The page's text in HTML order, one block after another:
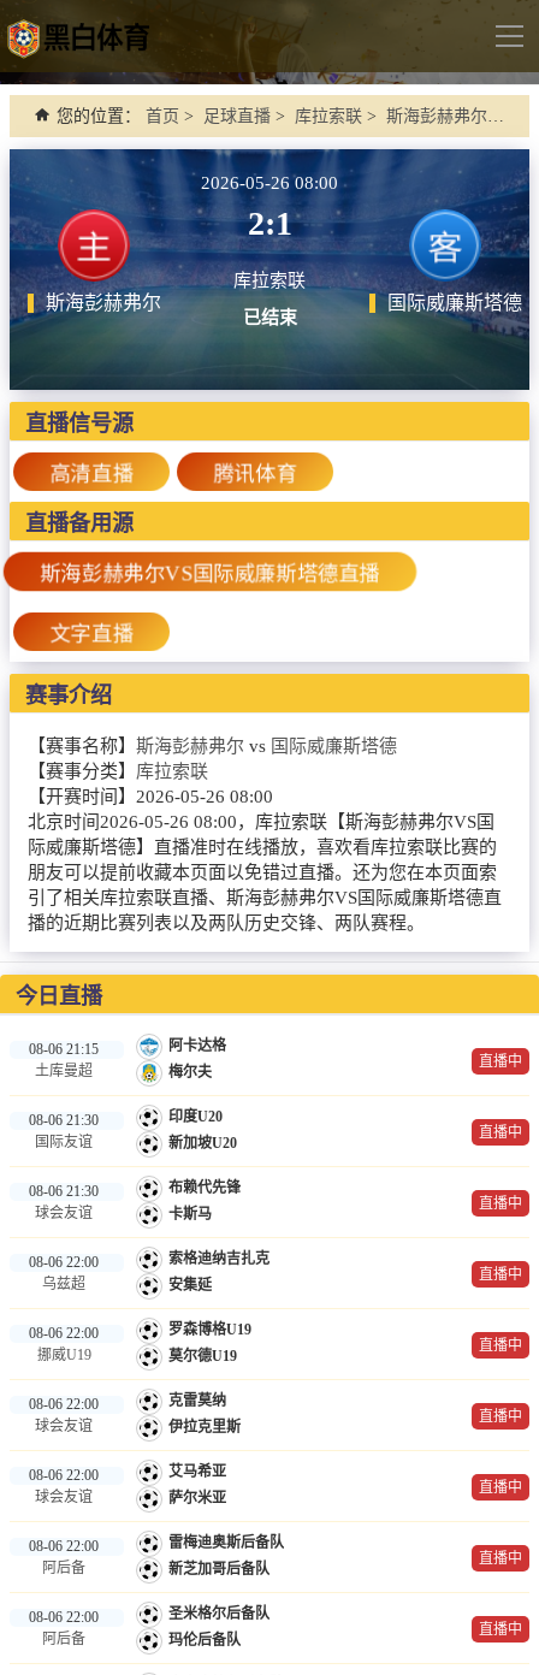
导
首页
德甲
法甲
西甲
世界杯
欧冠杯
中超
篮球直播
CBA
录像
足球录像
篮球录像
新闻
足球新闻
篮球新闻
您的位置： 首页 > 足球直播 > 库拉索联 > 斯海彭赫弗尔 VS 国际威廉斯塔德
斯海彭赫弗尔
2026-05-26 08:00
2:1
库拉索联
已结束
国际威廉斯塔德
直播信号源
高清直播 腾讯体育
直播备用源
斯海彭赫弗尔VS国际威廉斯塔德直播
文字直播
赛事介绍
【赛事名称】 斯海彭赫弗尔 vs 国际威廉斯塔德
【赛事分类】 库拉索联
【开赛时间】 2026-05-26 08:00
北京时间2026-05-26 08:00，库拉索联【斯海彭赫弗尔VS国
际威廉斯塔德】直播准时在线播放，喜欢看库拉索联比赛的
朋友可以提前收藏本页面以免错过直播。还为您在本页面索
引了相关库拉索联直播、斯海彭赫弗尔VS国际威廉斯塔德直
播的近期比赛列表以及两队历史交锋、两队赛程。
今日直播
08-06 21:15
土库曼超
阿卡达格
梅尔夫
直播中
08-06 21:30
国际友谊
印度U20
新加坡U20
直播中
08-06 21:30
球会友谊
布赖代先锋
卡斯马
直播中
08-06 22:00
乌兹超
索格迪纳吉扎克
安集延
直播中
08-06 22:00
挪威U19
罗森博格U19
莫尔德U19
直播中
08-06 22:00
球会友谊
克雷莫纳
伊拉克里斯
直播中
08-06 22:00
球会友谊
艾马希亚
萨尔米亚
直播中
08-06 22:00
阿后备
雷梅迪奥斯后备队
新芝加哥后备队
直播中
08-06 22:00
阿后备
圣米格尔后备队
玛伦后备队
直播中